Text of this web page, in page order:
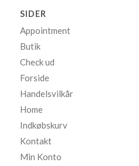
SIDER
Appointment
Butik
Check ud
Forside
Handelsvilkår
Home
Indkøbskurv
Kontakt
Min Konto